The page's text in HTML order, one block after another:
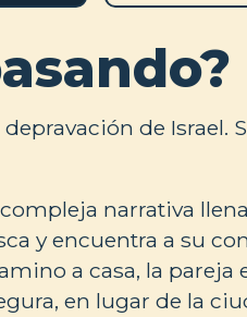
de Israel.
narrativa
y encuentra a su
a casa, la
en lugar de la